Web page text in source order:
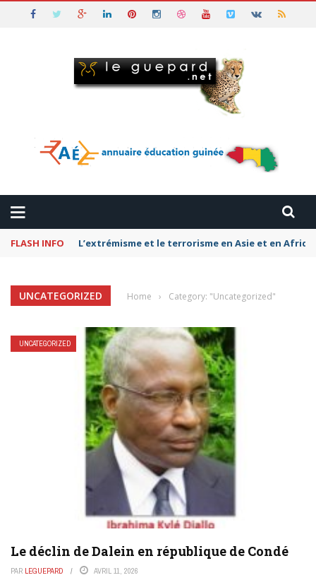
FLASH INFO L’extrémisme et le terrorisme en Asie et en
UNCATEGORIZED Home › Category: "Uncategorized"
UNCATEGORIZED
Le déclin de Dalein en république de Condé
PAR LEGUEPARD AVRIL 11, 2026